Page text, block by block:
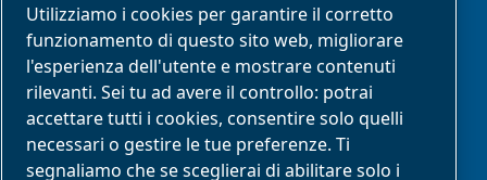
Area partner
commerciali
E-Connect 2.0
Business Portal
Utilizziamo i cookies per garantire il corretto
funzionamento di questo sito web, migliorare
l'esperienza dell'utente e mostrare contenuti
rilevanti. Sei tu ad avere il controllo: potrai
accettare tutti i cookies, consentire solo quelli
necessari o gestire le tue preferenze. Ti
segnaliamo che se sceglierai di abilitare solo i